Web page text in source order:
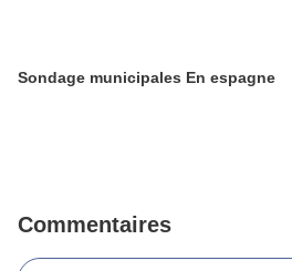
Sondage municipales En espagne
Commentaires